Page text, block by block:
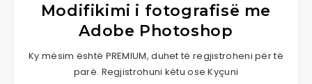
Modifikimi i fotografisë me
Adobe Photoshop
Ky mësim është PREMIUM, duhet të regjistroheni për të
parë. Regjistrohuni këtu ose Kyçuni